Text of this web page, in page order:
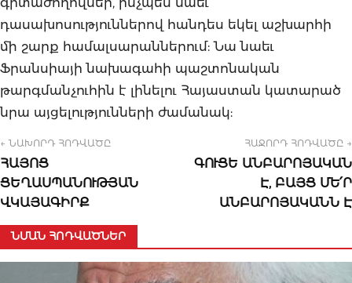
դասախոսություններով հանդես եկել աշխարհի
մի շարք համալսարաններում: Նա նաեւ
Ֆրանսիայի նախագահի պաշտոնական
թարգմանչուհին է լինելու Հայաստան կատարած
նրա այցելությունների ժամանակ:
← ՆԱԽՈՐԴ ՀՈԴՎԱԾԸ
ՀԱՅՈՑ
ՑԵՂԱՍՊԱՆՈՒԹՅԱՆ
ՎԿԱՅԱԳԻՐՔ
ՀԱՋՈՐԴ ՀՈԴՎԱԾԸ →
ԳՈՒՑԵ ԱՆԲԱՐՈՅԱԿԱՆ
Է, ԲԱՅՑ ՄԵ՛Ր
ԱՆԲԱՐՈՅԱԿԱՆՆ Է
ՆՄԱՆ ՀՈԴՎԱԾՆԵՐ